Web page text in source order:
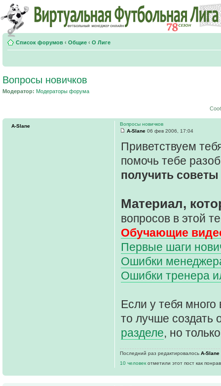
Список форумов ‹ Общие ‹ О Лиге
Вопросы новичков
Модератор: Модераторы форума
Вопросы новичков
A-Slane 06 фев 2006, 17:04
Приветствуем
помочь тебе
получить советы
Материал,
вопросов в этой
Обучающие
Первые шаги
Ошибки
Ошибки тренера
Если у тебя много
то лучше создать
разделе, но
Последний раз редактировалось A-Slane
10 человек отметили этот пост как
A-Slane